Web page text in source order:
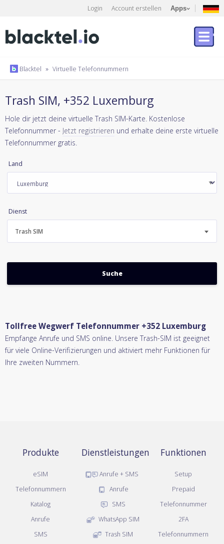
Login Account erstellen Apps
Blacktel » Virtuelle Telefonnummern
Trash SIM, +352 Luxemburg
Hole dir jetzt deine virtuelle Trash SIM-Karte. Kostenlose
Telefonnummer - Jetzt registrieren und erhalte deine erste virtuelle
Telefonnummer gratis.
Land
Dienst
Trash SIM
Tollfree Wegwerf Telefonnummer +352 Luxemburg
Empfange Anrufe und SMS online. Unsere Trash-SIM ist geeignet
für viele Online-Verifizierungen und aktiviert mehr Funktionen für
Ihre zweiten Nummern.
Produkte
eSIM
Telefonnummern
Katalog
Anrufe
SMS
Dienstleistungen
Anrufe + SMS
Anrufe
SMS
WhatsApp SIM
Trash SIM
Funktionen
Setup
Prepaid
Telefonnummer
2FA
Telefonnummern